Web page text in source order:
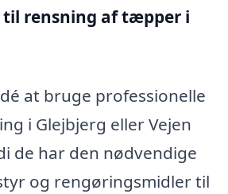
til rensning af tæpper i
at bruge professionelle
i Glejbjerg eller Vejen
de har den nødvendige
og rengøringsmidler til